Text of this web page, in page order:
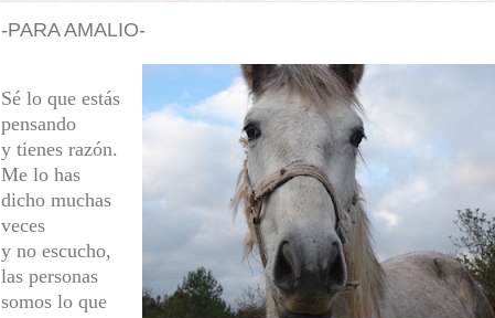
-PARA AMALIO-
Sé lo que estás
pensando
y tienes razón.
Me lo has
dicho muchas
veces
y no escucho,
las personas
somos lo que